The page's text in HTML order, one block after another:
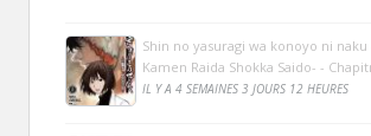
Shin no yasuragi wa konoyo ni naku
Kamen Raida Shokka Saido- -
IL Y A 4 SEMAINES 3 JOURS 12 HEURES